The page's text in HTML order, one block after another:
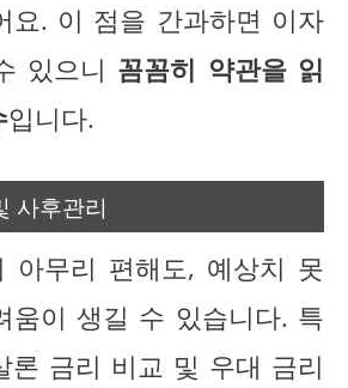
요. 이 점을 간과하면 이자
있으니 꼼꼼히 약관을 읽
입니다.
사후관리
아무리 편해도, 예상치 못
움이 생길 수 있습니다. 특
론 금리 비교 및 우대 금리